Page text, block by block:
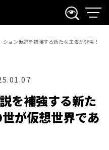
ション仮説を補強する新たな主張が登場！
を補強する新た
が仮想世界であ